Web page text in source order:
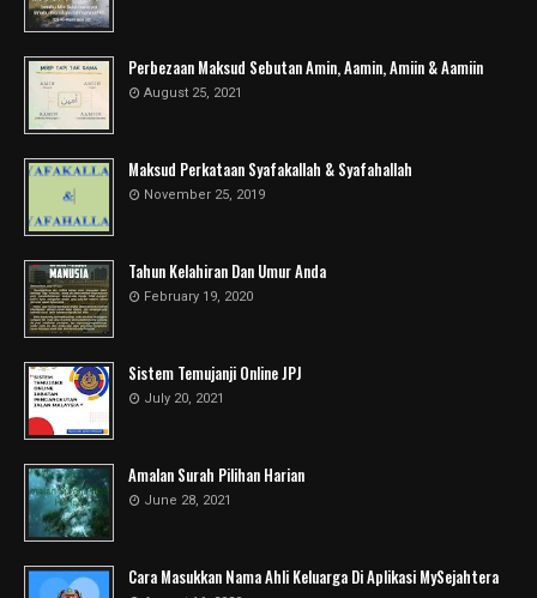
Perbezaan Maksud Sebutan Amin, Aamin, Amiin & Aamiin
August 25, 2021
Maksud Perkataan Syafakallah & Syafahallah
November 25, 2019
Tahun Kelahiran Dan Umur Anda
February 19, 2020
Sistem Temujanji Online JPJ
July 20, 2021
Amalan Surah Pilihan Harian
June 28, 2021
Cara Masukkan Nama Ahli Keluarga Di Aplikasi MySejahtera